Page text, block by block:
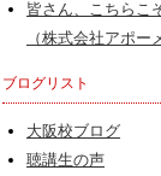
皆さん、こちらこ
（株式会社アポ
ブログリスト
大阪校ブログ
聴講生の声